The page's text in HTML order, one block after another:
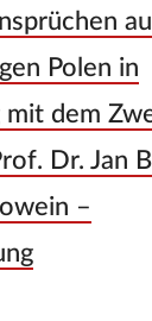
Polen in
mit dem
Dr. Jan
–